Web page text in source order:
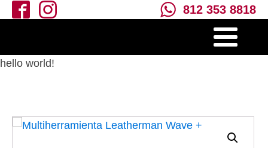
812 353 8818
hello world!